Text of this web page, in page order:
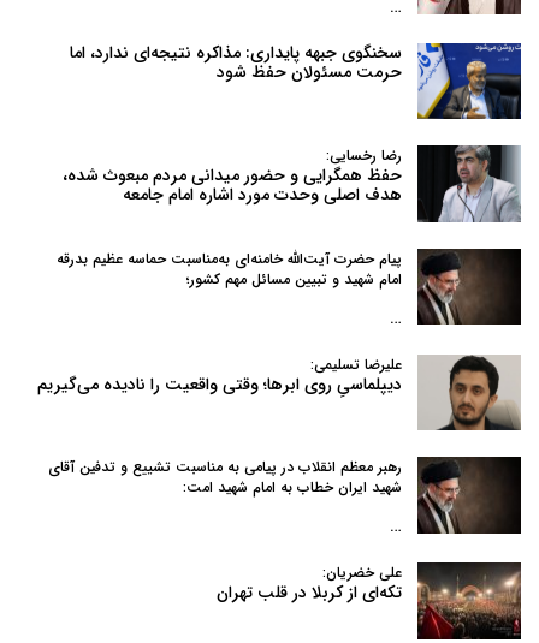
…
سخنگوی جبهه پایداری: مذاکره نتیجه‌ای ندارد، اما
حرمت مسئولان حفظ شود
رضا رخسایی:
حفظ همگرایی و حضور میدانی مردم مبعوث شده،
هدف اصلی وحدت مورد اشاره امام جامعه
پیام حضرت آیت‌الله خامنه‌ای به‌مناسبت حماسه عظیم بدرقه
امام شهید و تبیین مسائل مهم کشور؛
…
علیرضا تسلیمی:
دیپلماسیِ روی ابرها؛ وقتی واقعیت را نادیده می‌گیریم
رهبر معظم انقلاب در پیامی به‌ مناسبت تشییع و تدفین آقای
شهید ایران خطاب به امام شهید امت:
…
علی خضریان:
تکه‌ای از کربلا در قلب تهران